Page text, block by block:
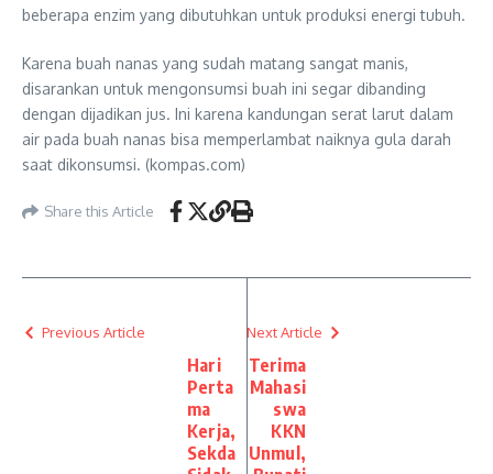
beberapa enzim yang dibutuhkan untuk produksi energi tubuh.
Karena buah nanas yang sudah matang sangat manis,
disarankan untuk mengonsumsi buah ini segar dibanding
dengan dijadikan jus. Ini karena kandungan serat larut dalam
air pada buah nanas bisa memperlambat naiknya gula darah
saat dikonsumsi. (kompas.com)
Share this Article
Previous Article
Hari
Perta
ma
Kerja,
Sekda
Next Article
Terima
Mahasi
swa
KKN
Unmul,